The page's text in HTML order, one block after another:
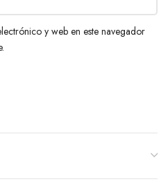
y web en este navegador